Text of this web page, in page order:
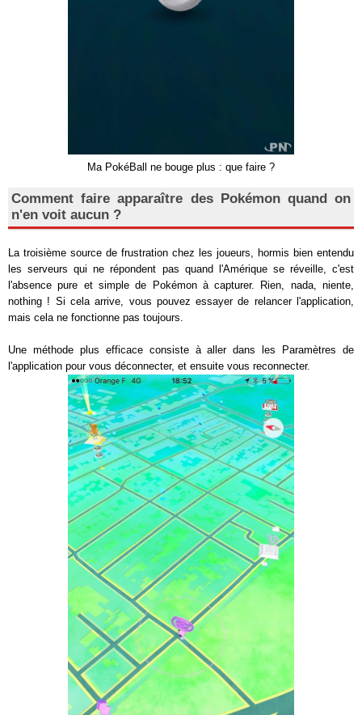
Ma PokéBall ne bouge plus : que faire ?
Comment faire apparaître des Pokémon quand on
n'en voit aucun ?
La troisième source de frustration chez les joueurs, hormis bien entendu
les serveurs qui ne répondent pas quand l'Amérique se réveille, c'est
l'absence pure et simple de Pokémon à capturer. Rien, nada, niente,
nothing ! Si cela arrive, vous pouvez essayer de relancer l'application,
mais cela ne fonctionne pas toujours.
Une méthode plus efficace consiste à aller dans les Paramètres de
l'application pour vous déconnecter, et ensuite vous reconnecter.